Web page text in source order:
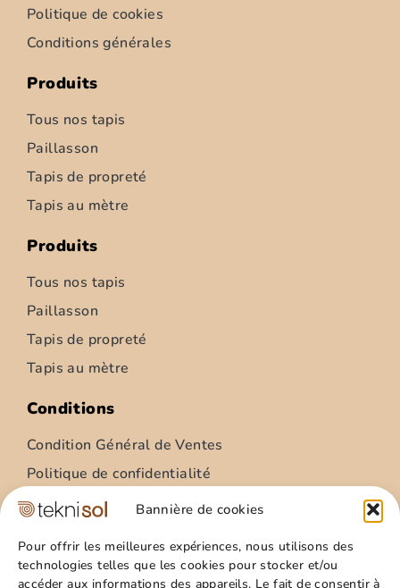
Bannière de cookies
Pour offrir les meilleures expériences, nous utilisons des
technologies telles que les cookies pour stocker et/ou
accéder aux informations des appareils. Le fait de consentir à
Politique de cookies
Conditions générales
Produits
Tous nos tapis
Paillasson
Tapis de propreté
Tapis au mètre
Produits
Tous nos tapis
Paillasson
Tapis de propreté
Tapis au mètre
Conditions
Condition Général de Ventes
Politique de confidentialité
Condition Général Utilisation
Site